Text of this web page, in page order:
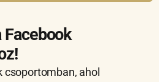
Facebook
csoportomban, ahol